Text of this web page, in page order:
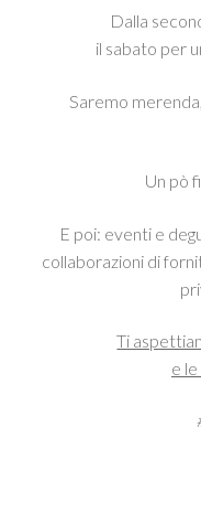
Dalla
il sabato per
Saremo
Un pò
E poi: eventi e
collaborazioni di
Ti
e